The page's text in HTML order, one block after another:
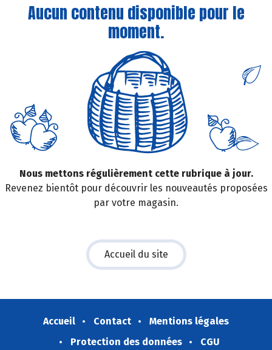
Aucun contenu disponible pour le
moment.
Nous mettons régulièrement cette rubrique à jour.
Revenez bientôt pour découvrir les nouveautés proposées
par votre magasin.
Accueil du site
Accueil Contact
Mentions légales
Protection des données
CGU